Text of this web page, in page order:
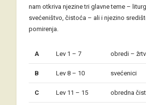
nam otkriva njezine tri glavne teme –
svećeništvo, čistoća – ali i njezino
pomirenja.
A Lev 1 – 7 obredi –
B Lev 8 – 10 svećenici
C Lev 11 – 15 obredna